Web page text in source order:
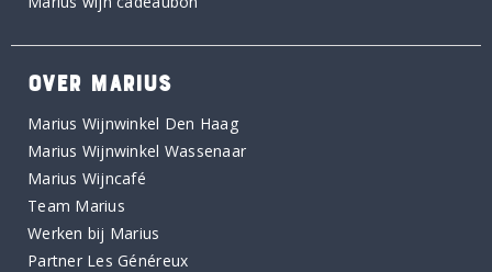
OVER MARIUS
Marius Wijnwinkel Den Haag
Marius Wijnwinkel Wassenaar
Marius Wijncafé
Team Marius
Werken bij Marius
Partner Les Généreux